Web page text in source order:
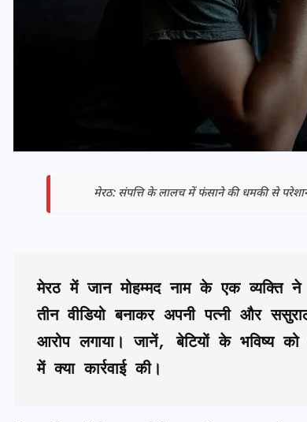
मेरठ: संपत्ति के लालच में फंसाने की धमकी से
मेरठ में जान मोहम्मद नाम के एक
तीन वीडियो बनाकर अपनी पत्नी और
आरोप लगाया। जानें, बेटियों के भविष्य
में क्या कार्रवाई की।
29 दिसम्बर 2025
भारत में स्टारलिंक की लैंडिंग
अड़चन: डेटा सिक्योरिटी और